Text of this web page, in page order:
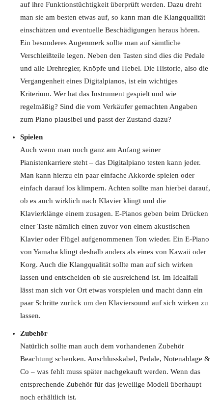
auf ihre Funktionstüchtigkeit überprüft werden. Dazu dreht
man sie am besten etwas auf, so kann man die Klangqualität
einschätzen und eventuelle Beschädigungen heraus hören.
Ein besonderes Augenmerk sollte man auf sämtliche
Verschleißteile legen. Neben den Tasten sind dies die Pedale
und alle Drehregler, Knöpfe und Hebel. Die Historie, also die
Vergangenheit eines Digitalpianos, ist ein wichtiges
Kriterium. Wer hat das Instrument gespielt und wie
regelmäßig? Sind die vom Verkäufer gemachten Angaben
zum Piano plausibel und passt der Zustand dazu?
Spielen
Auch wenn man noch ganz am Anfang seiner
Pianistenkarriere steht – das Digitalpiano testen kann jeder.
Man kann hierzu ein paar einfache Akkorde spielen oder
einfach darauf los klimpern. Achten sollte man hierbei darauf,
ob es auch wirklich nach Klavier klingt und die
Klavierklänge einem zusagen. E-Pianos geben beim Drücken
einer Taste nämlich einen zuvor von einem akustischen
Klavier oder Flügel aufgenommenen Ton wieder. Ein E-Piano
von Yamaha klingt deshalb anders als eines von Kawaii oder
Korg. Auch die Klangqualität sollte man auf sich wirken
lassen und entscheiden ob sie ausreichend ist. Im Idealfall
lässt man sich vor Ort etwas vorspielen und macht dann ein
paar Schritte zurück um den Klaviersound auf sich wirken zu
lassen.
Zubehör
Natürlich sollte man auch dem vorhandenen Zubehör
Beachtung schenken. Anschlusskabel, Pedale, Notenablage &
Co – was fehlt muss später nachgekauft werden. Wenn das
entsprechende Zubehör für das jeweilige Modell überhaupt
noch erhältlich ist.